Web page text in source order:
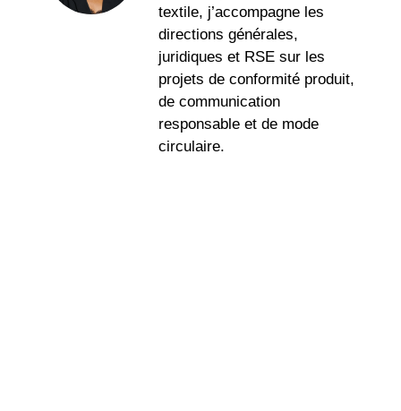
textile, j’accompagne les
directions générales,
juridiques et RSE sur les
projets de conformité produit,
de communication
responsable et de mode
circulaire.